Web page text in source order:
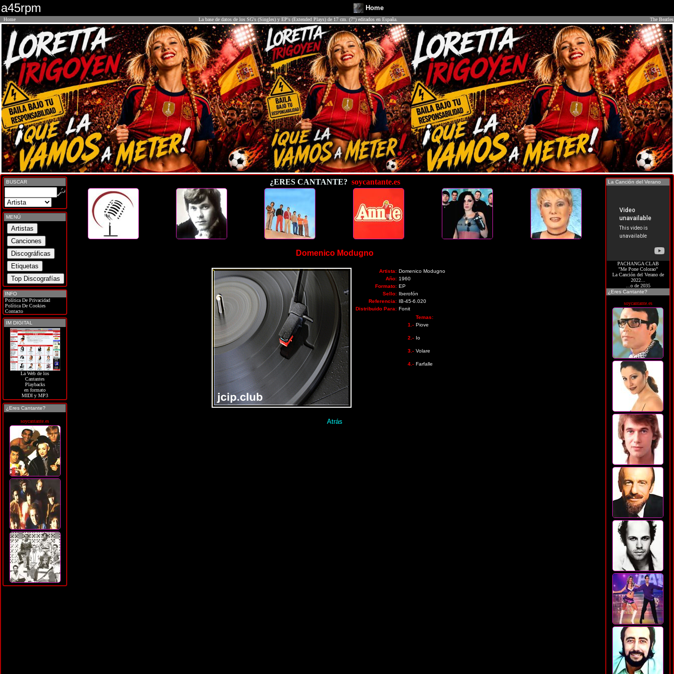
a45rpm Home
Home La base de datos de los SG's (Singles) y EP's (Extended Plays) de 17 cm. (7") editados en España. The Beatles
BUSCAR
MENÚ
INFO
Política De Privacidad
Política De Cookies
Contacto
IM DIGITAL
La Web de los
Cantantes
Playbacks
en formato
MIDI y MP3
¿Eres Cantante?
soycantante.es
¿ERES CANTANTE? soycantante.es
Domenico Modugno
Artista: Domenico Modugno
Año: 1960
Formato: EP
Sello: Iberofón
Referencia: IB-45-6.020
Distribuido Para: Fonit
Temas:
1.- Piove
2.- Io
3.- Volare
4.- Farfalle
Atrás
La Canción del Verano
PACHANGA CLAB
"Me Pone Colorao"
La Canción del Verano de
2022...
...o de 2035
¿Eres Cantante?
soycantante.es